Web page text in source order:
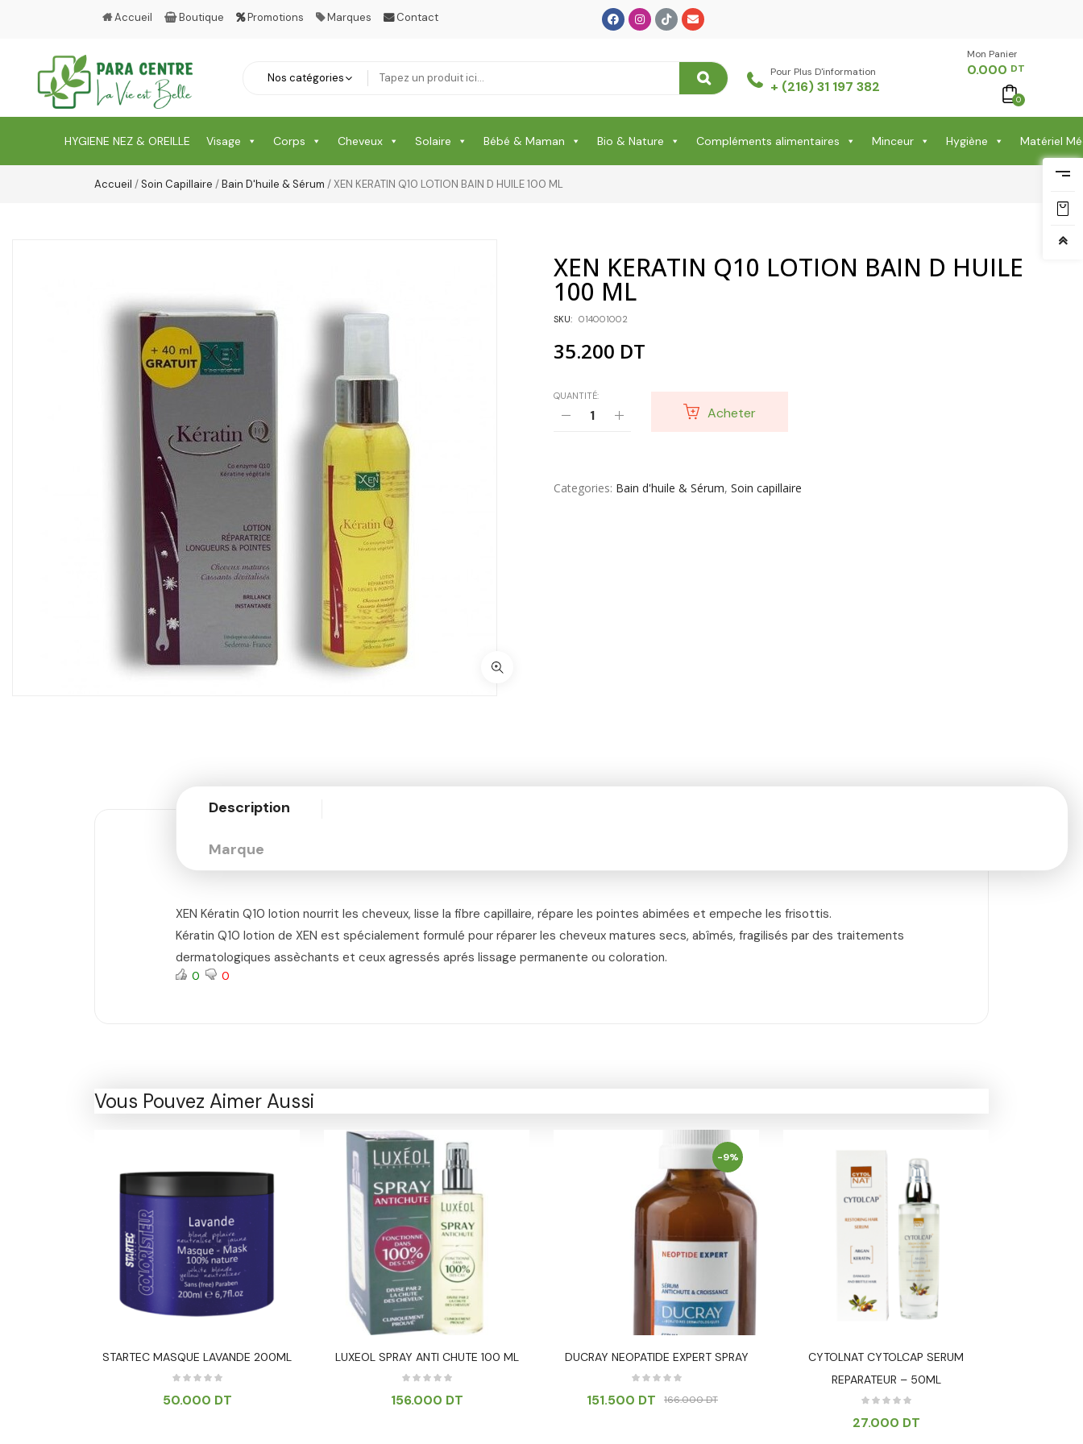
Accueil Boutique Promotions Marques Contact
Pour Plus D'information
+ (216) 31 197 382
Mon Panier -
0.000 DT
0
HYGIENE NEZ & OREILLE Visage Corps Cheveux Solaire Bébé & Maman Bio & Nature Compléments alimentaires Minceur Hygiène Matériel
Accueil /Soin Capillaire /Bain D'huile & Sérum / XEN KERATIN Q10 LOTION BAIN D HUILE 100 ML
XEN KERATIN Q10 LOTION BAIN D HUILE
100 ML
SKU: 014001002
35.200 DT
QUANTITÉ:
Acheter
Categories Bain d'huile & Sérum, Soin capillaire
Description
Marque
XEN Kératin Q10 lotion nourrit les cheveux, lisse la fibre capillaire, répare les pointes abimées et empeche les frisottis.
Kératin Q10 lotion de XEN est spécialement formulé pour réparer les cheveux matures secs, abîmés, fragilisés par des traitements
dermatologiques assèchants et ceux agressés aprés lissage permanente ou coloration.
0 0
Vous Pouvez Aimer Aussi
STARTEC MASQUE LAVANDE 200ML
50.000 DT
LUXEOL SPRAY ANTI CHUTE 100 ML
156.000 DT
-9%
DUCRAY NEOPATIDE EXPERT SPRAY
166.000DT
151.500 DT
CYTOLNAT CYTOLCAP SERUM
REPARATEUR – 50ML
27.000 DT
Shampooing & Masque & Aprés Shampooing
Soin Capillaire
Toilette & Soin Bébé
Vêtement Amincissant
Yeux & Lévres